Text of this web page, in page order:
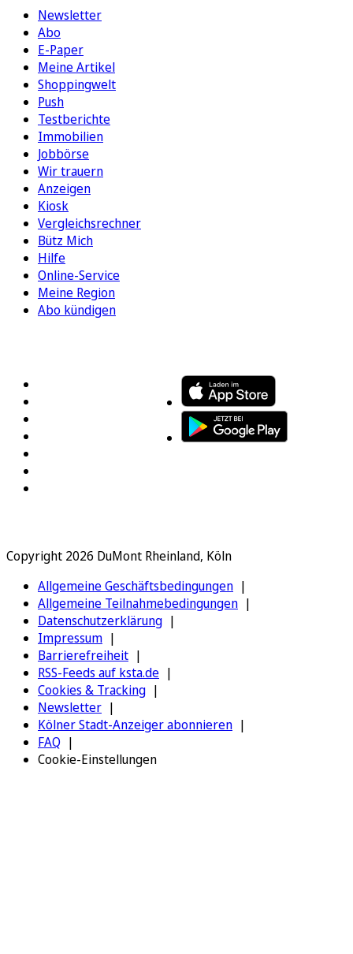
Newsletter
Abo
E-Paper
Meine Artikel
Shoppingwelt
Push
Testberichte
Immobilien
Jobbörse
Wir trauern
Anzeigen
Kiosk
Vergleichsrechner
Bütz Mich
Hilfe
Online-Service
Meine Region
Abo kündigen
Copyright 2026 DuMont Rheinland, Köln
Allgemeine Geschäftsbedingungen
Allgemeine Teilnahmebedingungen
Datenschutzerklärung
Impressum
Barrierefreiheit
RSS-Feeds auf ksta.de
Cookies & Tracking
Newsletter
Kölner Stadt-Anzeiger abonnieren
FAQ
Cookie-Einstellungen